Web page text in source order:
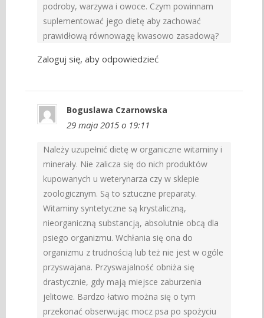
podroby, warzywa i owoce. Czym powinnam
suplementować jego dietę aby zachować
prawidłową równowagę kwasowo zasadową?
Zaloguj się, aby odpowiedzieć
Boguslawa Czarnowska
29 maja 2015 o 19:11
Należy uzupełnić dietę w organiczne witaminy i
minerały. Nie zalicza się do nich produktów
kupowanych u weterynarza czy w sklepie
zoologicznym. Są to sztuczne preparaty.
Witaminy syntetyczne są krystaliczną,
nieorganiczną substancją, absolutnie obcą dla
psiego organizmu. Wchłania się ona do
organizmu z trudnością lub też nie jest w ogóle
przyswajana. Przyswajalność obniża się
drastycznie, gdy mają miejsce zaburzenia
jelitowe. Bardzo łatwo można się o tym
przekonać obserwując mocz psa po spożyciu